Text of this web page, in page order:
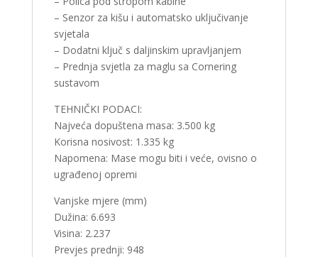
– Senzor za kišu i automatsko uključivanje
svjetala
– Dodatni ključ s daljinskim upravljanjem
– Prednja svjetla za maglu sa Cornering
sustavom
TEHNIČKI PODACI:
Najveća dopuštena masa: 3.500 kg
Korisna nosivost: 1.335 kg
Napomena: Mase mogu biti i veće, ovisno o
ugrađenoj opremi
Vanjske mjere (mm)
Dužina: 6.693
Visina: 2.237
Prevjes prednji: 948